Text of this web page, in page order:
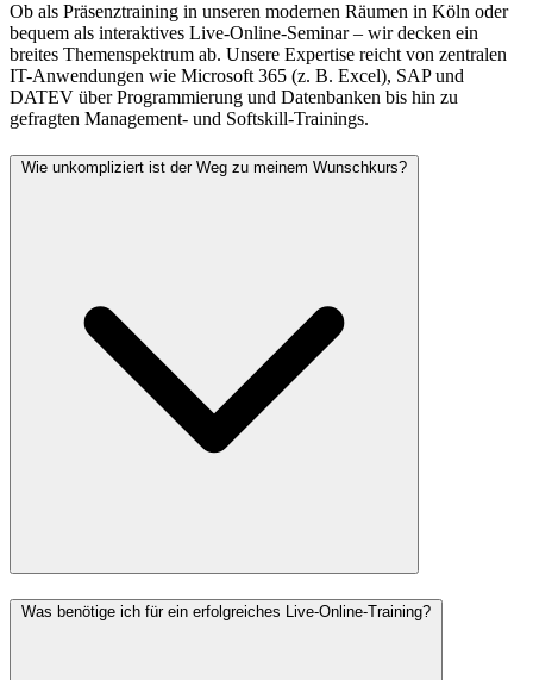
Ob als Präsenztraining in unseren modernen Räumen in Köln oder
bequem als interaktives Live-Online-Seminar – wir decken ein
breites Themenspektrum ab. Unsere Expertise reicht von zentralen
IT-Anwendungen wie Microsoft 365 (z. B. Excel), SAP und
DATEV über Programmierung und Datenbanken bis hin zu
gefragten Management- und Softskill-Trainings.
Wie unkompliziert ist der Weg zu meinem Wunschkurs?
Was benötige ich für ein erfolgreiches Live-Online-Training?